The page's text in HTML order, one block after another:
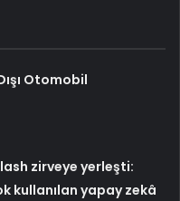
Otomobil
zirveye yerleşti:
kullanılan yapay zekâ